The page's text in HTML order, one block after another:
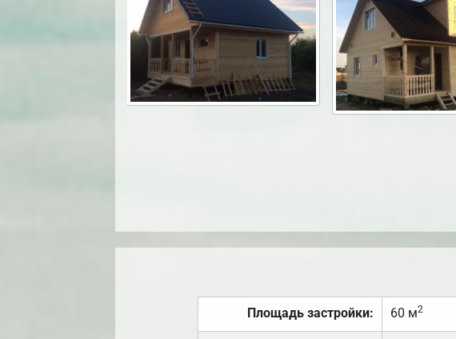
Площадь застройки: 60 м2